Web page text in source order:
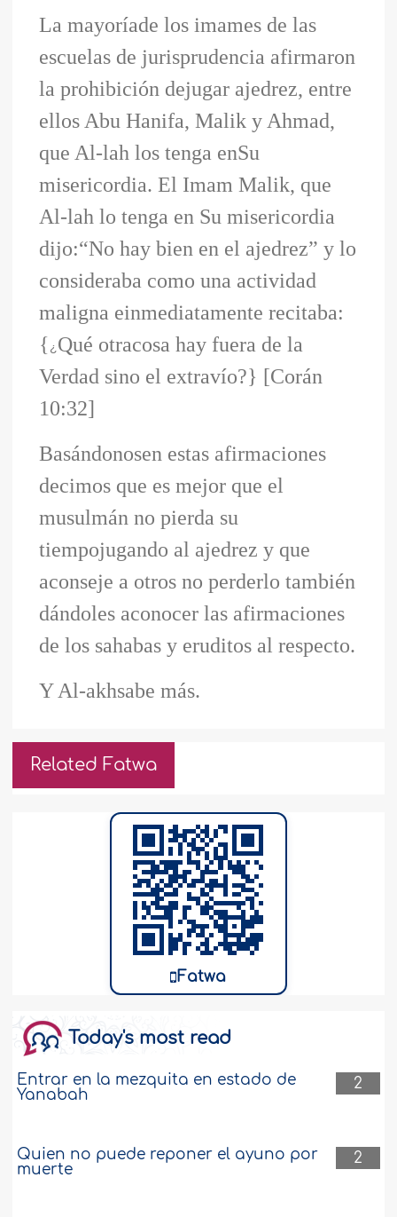
La mayoríade los imames de las
escuelas de jurisprudencia afirmaron
la prohibición dejugar ajedrez, entre
ellos Abu Hanifa, Malik y Ahmad,
que Al-lah los tenga enSu
misericordia. El Imam Malik, que
Al-lah lo tenga en Su misericordia
dijo:“No hay bien en el ajedrez” y lo
consideraba como una actividad
maligna einmediatamente recitaba:
{¿ Qué otracosa hay fuera de la
Verdad sino el extravío?} [Corán
10:32]
Basándonosen estas afirmaciones
decimos que es mejor que el
musulmán no pierda su
tiempojugando al ajedrez y que
aconseje a otros no perderlo también
dándoles aconocer las afirmaciones
de los sahabas y eruditos al respecto.
Y Al-akhsabe más.
Related Fatwa
Fatwa
Today's most read
2
Entrar en la mezquita en estado de
Yanabah
2
Quien no puede reponer el ayuno por
muerte